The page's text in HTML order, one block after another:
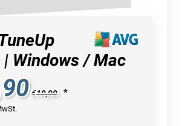
Windows / Mac
€19,90 *